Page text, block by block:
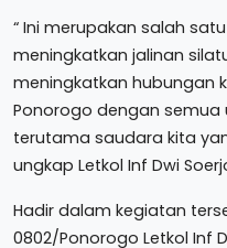
“ Ini merupakan salah
meningkatkan jalinan
meningkatkan hubungan
Ponorogo dengan semua
terutama saudara kita
ungkap Letkol Inf Dwi
Hadir dalam kegiatan
0802/Ponorogo Letkol Inf